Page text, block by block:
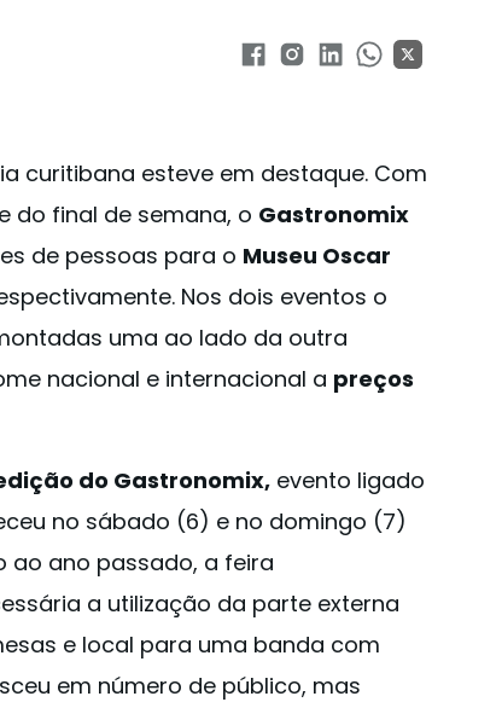
curitibana esteve em destaque. Com
do final de semana, o Gastronomix
de pessoas para o Museu Oscar
Nos dois eventos o
uma ao lado da outra
nacional e internacional a preços
do Gastronomix, evento ligado
no sábado (6) e no domingo (7)
ao ano passado, a feira
a utilização da parte externa
e local para uma banda com
em número de público, mas